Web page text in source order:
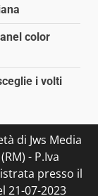
color
i volti
di Jws Media
- P.Iva
presso il
21-07-2023